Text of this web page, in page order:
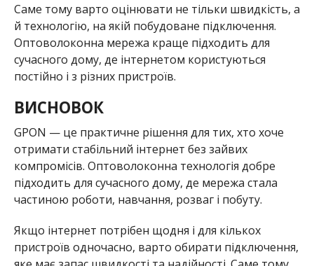
Саме тому варто оцінювати не тільки швидкість, а
й технологію, на якій побудоване підключення.
Оптоволоконна мережа краще підходить для
сучасного дому, де інтернетом користуються
постійно і з різних пристроїв.
ВИСНОВОК
GPON — це практичне рішення для тих, хто хоче
отримати стабільний інтернет без зайвих
компромісів. Оптоволоконна технологія добре
підходить для сучасного дому, де мережа стала
частиною роботи, навчання, розваг і побуту.
Якщо інтернет потрібен щодня і для кількох
пристроїв одночасно, варто обирати підключення,